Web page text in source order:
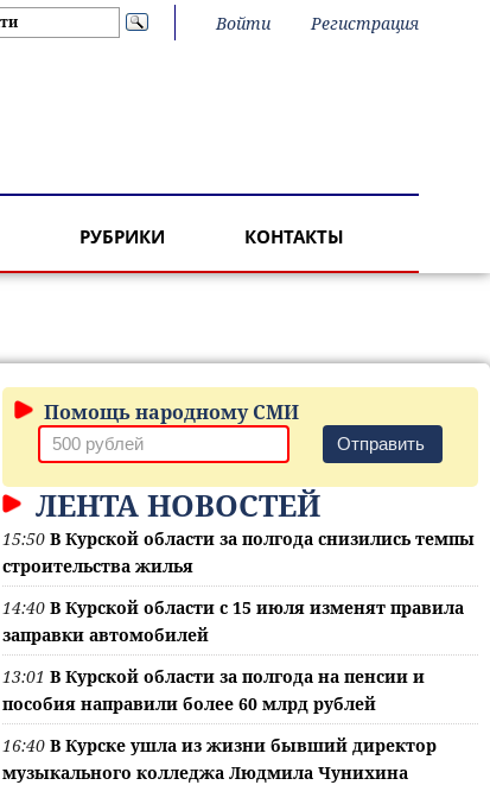
Войти Регистрация
РУБРИКИ КОНТАКТЫ
Помощь народному СМИ
Отправить
ЛЕНТА НОВОСТЕЙ
15:50 В Курской области за полгода снизились темпы
строительства жилья
14:40 В Курской области с 15 июля изменят правила
заправки автомобилей
13:01 В Курской области за полгода на пенсии и
пособия направили более 60 млрд рублей
16:40 В Курске ушла из жизни бывший директор
музыкального колледжа Людмила Чунихина